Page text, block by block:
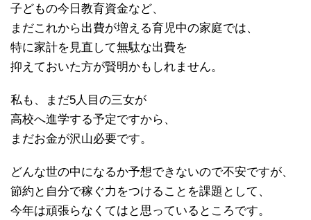
子どもの今日教育資金など、
まだこれから出費が増える育児中の家庭では、
特に家計を見直して無駄な出費を
抑えておいた方が賢明かもしれません。
私も、まだ5人目の三女が
高校へ進学する予定ですから、
まだお金が沢山必要です。
どんな世の中になるか予想できないので不安ですが、
節約と自分で稼ぐ力をつけることを課題として、
今年は頑張らなくてはと思っているところです。